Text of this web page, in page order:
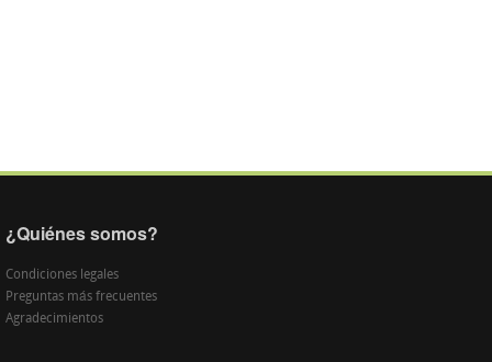
¿Quiénes somos?
Condiciones legales
Preguntas más frecuentes
Agradecimientos